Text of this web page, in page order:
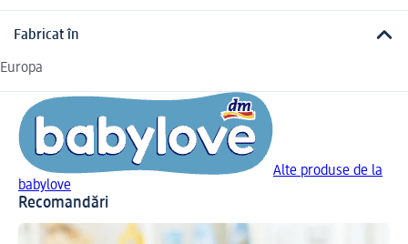
Fabricat în
Europa
Alte produse de la
babylove
Recomandări